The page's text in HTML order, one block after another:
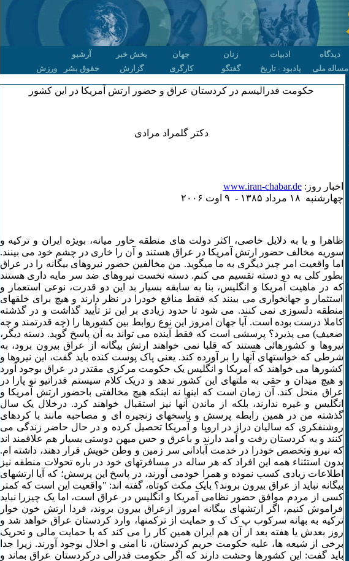
دیدگاه ادبیات زنان جهان بخش خبر
آرشیو
مساله ملی یادبود - تاریخ گفتگو کارگری گزارش حقوق بشر ورزش
حکومت فدرالیسم در کردستان عراق و حضور ارتش آمریکا در این کشور
دکتر گلمراد مرادی
اخبار روز:www.iran-chabar.de
چهارشنبه ۱٨ مرداد ۱٣٨۵ - ۹ اوت ۲۰۰۶
ظاهرا و یا به دلایل خاصی، اکثر دولت های منطقه خاور میانه، بویژه ایران و ترکیه و
سوریه مخالف حضور ارتش آمریکا در عراق هستند و آن را خاری در چشم خود می بینند.
اما واقعیت امر چیز دیگری به ما میگوید. من مخالفین حضور نیروهای بیگانه را در عراق
بطور کلی به دو دسته تقسیم می کنم. دسته نخست نیروهای ضد سر مایه داری هستند
که در ماهیت آمریکا و انگلیس، بنا به سابقه بسیار بد این دو قدرت، نوعی استعمار و
استثمار و جهانخواری می بینند که فقط منافع خودرا در نظر دارند و هیچ برای خلقهای
منطقه دلسوزی نمی کنند. می شود تا حدود زیادی بر این تز تأیید گذاشت و در گذشته
کاملا درست بوده است. آیا جهان امروز این نوع روابط بین کشورها را (چه قدرتمند و چه
ضعیف) می پذیرد؟ پرسشی است که فقط آینده می تواند به آن پاسخ گوید. دسته دیگر،
نیروها و کشورهائی هستند که قلبا نمی خواهند ارتش بیگانه از عراق بیرون برود، به
شرطی که خواستهای آنها را بر آورده کند. یعنی پاک پوست کنده باید گفت، این نیروها و
کشورها می خواهند که آمریکا و انگلیس یک حکومت مرکزی مقتدر در عراق بوجود آورد
و هیچ میدان و حقی به ملتهای این کشور ندهد و دریک کلام سیستم فدراتیو نو پارا در
عراق منحل کند. آن زمان است که اینها نه اینکه هیچ مخالفتی باحضور ارتش آمریکا و
انگلیس و غیره ندارند، بلکه از ماندن آنها نیز استقبال خواهند کرد. درخلال یک سال
گذشته من در همین رابطه پرسش و پاسخهای زنجیره ای و مصاحبه مانند با کردهای
روشنفکری که سالیان دراز در اروپا و آمریکا تحصیل کرده و در حال حاضر زندگی می
کنند و به کردستان رفت و آمد دارند و باعرق و حس میهن دوستی بسیار هم علاقمند اند
که نیرو وتخصص خودرا در خدمت آبادانی سر زمین و وطن خویش قرار دهند، داشته ام.
بدون استثناء همه این افراد که هر ساله در مسافرتهای خود در باره تحولات منطقه نیز
اطلاعات زیادی کسب نموده و همرا خودمی آورند، در پاسخ این پرسش؛ که آیا ارتشهای
بیگانه نباید از عراق بیرون بروند؟ بایک مکث کوتاه، گفته اند: "واقعیت این است که کمتر
کسی از مردم موافق حضور نظامی آمریکا و انگلیس در عراق است، اما یک چیزرا نباید
فراموش کنیم، اگر ارتشهای بیگانه امروز ازعراق بیرون بروند، فردا ارتش خون خوار
ترکیه به بهانه سرکوب پ ک ک و حمایت از ترکمنها، وارد کردستان عراق خواهد شد و
روز بعدش یا هفته بعد از آن هم ایران همین کار را می کند که با حمایت مالی و تحریک
برخی از شیعه ها، علیه حکومت حریم کردستان، نا امنی و اخلال بوجود آورند. زیرا جدا
باید گفت: این کشورها وحشت دارند که اگر حکومت فدرالی درکردستان عراق بماند و